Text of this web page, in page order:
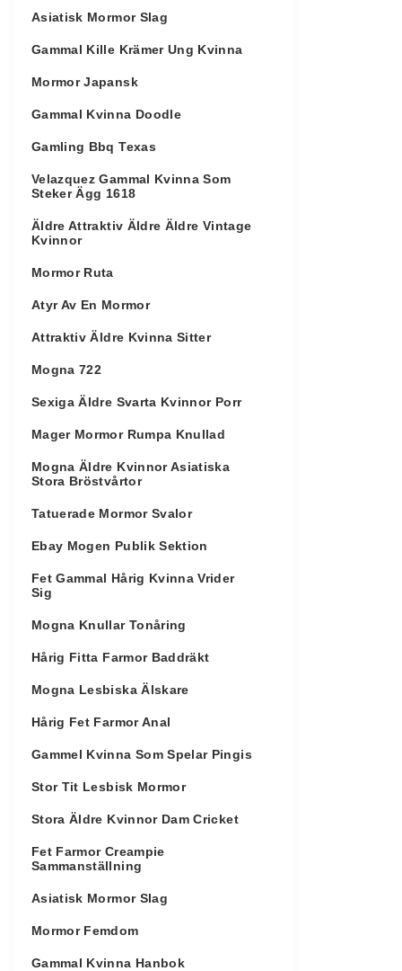
Asiatisk Mormor Slag
Gammal Kille Krämer Ung Kvinna
Mormor Japansk
Gammal Kvinna Doodle
Gamling Bbq Texas
Velazquez Gammal Kvinna Som
Steker Ägg 1618
Äldre Attraktiv Äldre Äldre Vintage
Kvinnor
Mormor Ruta
Atyr Av En Mormor
Attraktiv Äldre Kvinna Sitter
Mogna 722
Sexiga Äldre Svarta Kvinnor Porr
Mager Mormor Rumpa Knullad
Mogna Äldre Kvinnor Asiatiska
Stora Bröstvårtor
Tatuerade Mormor Svalor
Ebay Mogen Publik Sektion
Fet Gammal Hårig Kvinna Vrider
Sig
Mogna Knullar Tonåring
Hårig Fitta Farmor Baddräkt
Mogna Lesbiska Älskare
Hårig Fet Farmor Anal
Gammel Kvinna Som Spelar Pingis
Stor Tit Lesbisk Mormor
Stora Äldre Kvinnor Dam Cricket
Fet Farmor Creampie
Sammanställning
Asiatisk Mormor Slag
Mormor Femdom
Gammal Kvinna Hanbok